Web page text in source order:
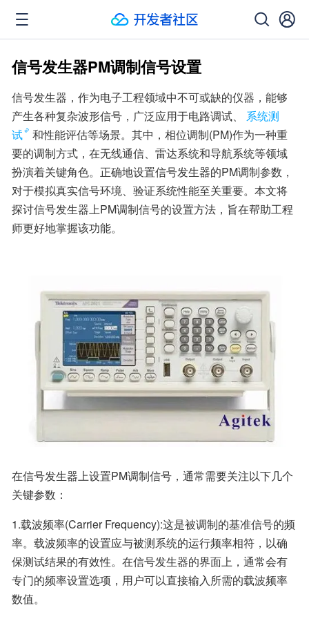
信号发生器PM调制信号设置
信号发生器，作为电子工程领域中不可或缺的仪器，能够
产生各种复杂波形信号，广泛应用于电路调试、
系统测
试
和性能评估等场景。其中，相位调制(PM)作为一种重
要的调制方式，在无线通信、雷达系统和导航系统等领域
扮演着关键角色。正确地设置信号发生器的PM调制参数，
对于模拟真实信号环境、验证系统性能至关重要。本文将
探讨信号发生器上PM调制信号的设置方法，旨在帮助工程
师更好地掌握该功能。
在信号发生器上设置PM调制信号，通常需要关注以下几个
关键参数：
1.载波频率(Carrier Frequency):这是被调制的基准信号的频
率。载波频率的设置应与被测系统的运行频率相符，以确
保测试结果的有效性。在信号发生器的界面上，通常会有
专门的频率设置选项，用户可以直接输入所需的载波频率
数值。